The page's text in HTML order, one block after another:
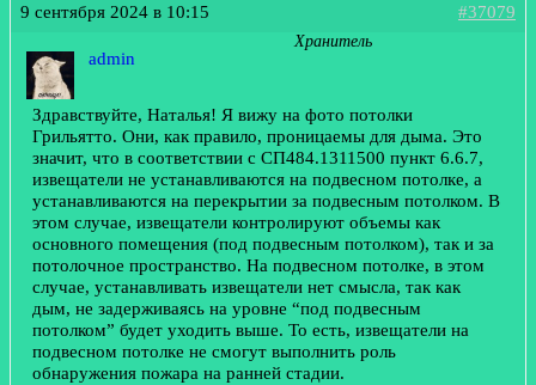
9 сентября 2024 в 10:15 #37079
admin
Хранитель
Здравствуйте, Наталья! Я вижу на фото потолки
Грильятто. Они, как правило, проницаемы для дыма. Это
значит, что в соответствии с СП484.1311500 пункт 6.6.7,
извещатели не устанавливаются на подвесном потолке, а
устанавливаются на перекрытии за подвесным потолком. В
этом случае, извещатели контролируют объемы как
основного помещения (под подвесным потолком), так и за
потолочное пространство. На подвесном потолке, в этом
случае, устанавливать извещатели нет смысла, так как
дым, не задерживаясь на уровне “под подвесным
потолком” будет уходить выше. То есть, извещатели на
подвесном потолке не смогут выполнить роль
обнаружения пожара на ранней стадии.